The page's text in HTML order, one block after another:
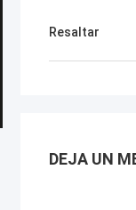
Resaltar
DEJA UN